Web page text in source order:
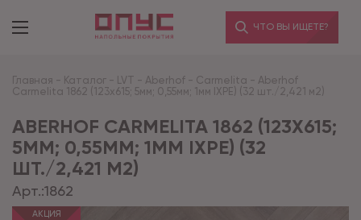
ЧТО ВЫ ИЩЕТЕ?
Главная - Каталог - LVT - Aberhof - Carmelita - Aberhof
Carmelita 1862 (123x615; 5мм; 0,55мм; 1мм IXPE) (32 шт./2,421 м2)
ABERHOF CARMELITA 1862 (123X615;
5ММ; 0,55ММ; 1ММ IXPE) (32
ШТ./2,421 М2)
Арт.:1862
АКЦИЯ